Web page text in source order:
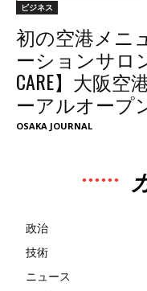
ビジネス
初の空港メニ
ーションサロン
CARE】大阪空
ーアルオープ
OSAKA JOURNAL
政治
技術
ニュース